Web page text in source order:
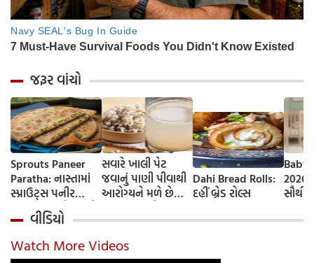
જરૂર વાંચો
Sprouts Paneer
Paratha: નાસ્તામાં
સ્પ્રાઉટ્સ પનીર
પરાઠા બનાવો, તમને
પ્રોટીનનો ડબલ ડોઝ
મળશે
સવારે ખાલી પેટ
જવાનું પાણી પીવાથી
આરોગ્યને મળે છે
જાણીએ તેના ફાયદા
અને ઉપયોગ કરવાની
યોગ્ય રીત
Dahi Bread Rolls:
દહીં બ્રેડ રોલ્સ
Baby
વીડિયો
Watch More Videos